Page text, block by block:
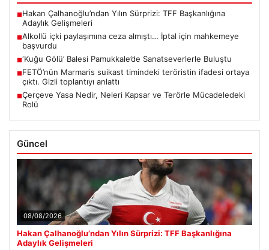
■Hakan Çalhanoğlu’ndan Yılın Sürprizi: TFF Başkanlığına
Adaylık Gelişmeleri
■Alkollü içki paylaşımına ceza almıştı… İptal için mahkemeye
başvurdu
■‘Kuğu Gölü’ Balesi Pamukkale’de Sanatseverlerle Buluştu
■FETÖ’nün Marmaris suikast timindeki teröristin ifadesi ortaya
çıktı. Gizli toplantıyı anlattı
■Çerçeve Yasa Nedir, Neleri Kapsar ve Terörle Mücadeledeki
Rolü
Güncel
08/08/2026
Hakan Çalhanoğlu’ndan Yılın Sürprizi: TFF Başkanlığına
Adaylık Gelişmeleri